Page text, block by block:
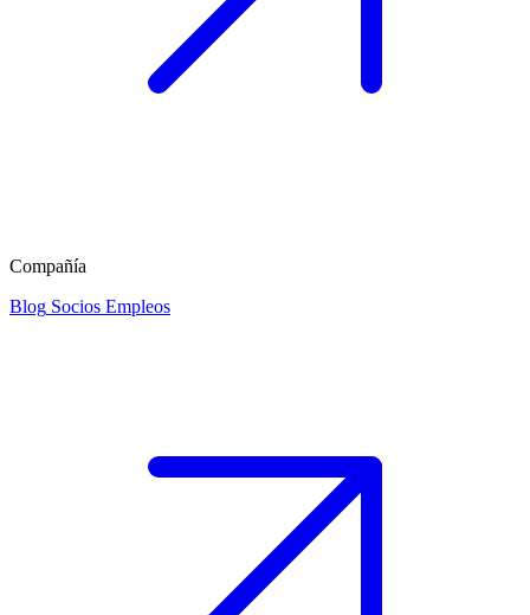
Compañía
Blog Socios Empleos